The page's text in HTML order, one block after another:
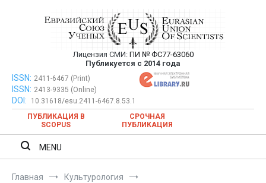
Евразийский Союз Ученых —
публикация научных статей в
ежемесячном научном журнале
Лицензия СМИ: ПИ № ФС77-63060
Публикуется с 2014 года
Евразийский Союз Ученых — публикация научных статей в
ежемесячном научном журнале
ISSN: 2411-6467 (Print)
ISSN: 2413-9335 (Online)
DOI:
10.31618/esu.2411-6467.8.53.1
ПУБЛИКАЦИЯ В
SCOPUS
СРОЧНАЯ
ПУБЛИКАЦИЯ
MENU
Главная
Культурология